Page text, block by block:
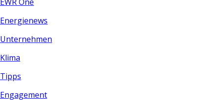
Energienews
Unternehmen
Klima
Tipps
Engagement